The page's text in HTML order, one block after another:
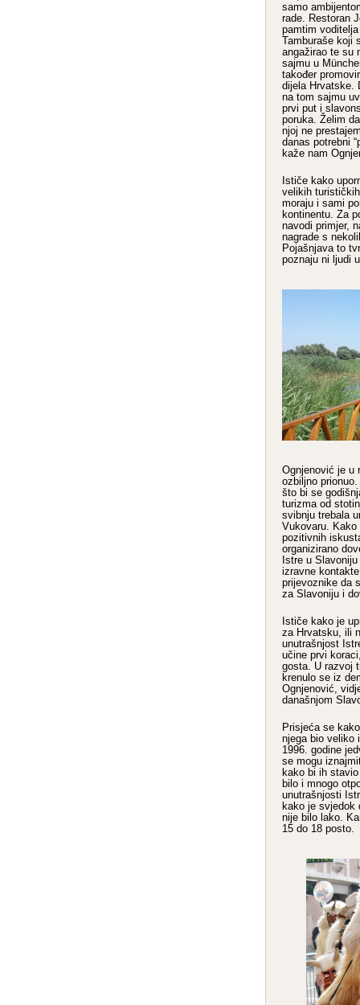
samo
rade. Restoran
pamtim
Tamburaše koji
angažirao te su
sajmu u
također
dijela Hrvatske.
na tom sajmu
prvi put i
poruka. Želim
njoj ne
danas potrebni
kaže nam
Ističe kako
velikih
moraju i sami
kontinentu. Za
navodi primjer,
nagrade s
Pojašnjava to
poznaju ni ljudi
Ognjenović je u
ozbiljno
što bi se
turizma od
svibnju trebala
Vukovaru. Kako
pozitivnih
organizirano
Istre u
izravne
prijevoznike da
za Slavoniju i
Ističe kako je
za Hrvatsku, ili
unutrašnjost
učine prvi
gosta. U razvoj
krenulo se iz
Ognjenović,
današnjom
Prisjeća se
njega bio veliko
1996. godine
se mogu
kako bi ih
bilo i mnogo
unutrašnjosti
kako je svjedok
nije bilo lako.
15 do 18 posto.